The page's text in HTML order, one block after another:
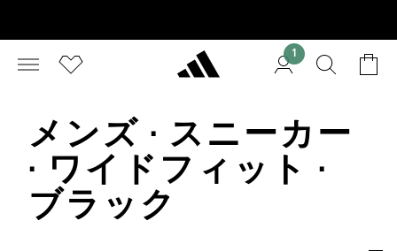
1
メンズ · スニーカー
· ワイドフィット ·
ブラック